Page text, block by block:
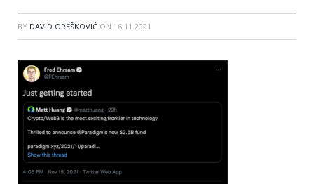
BY DAVID OREŠKOVIĆ ON 16.11.2021